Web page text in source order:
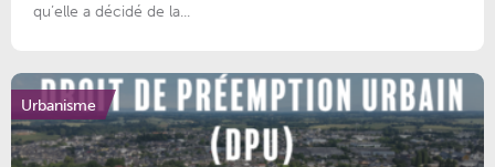
qu’elle a décidé de la...
Urbanisme